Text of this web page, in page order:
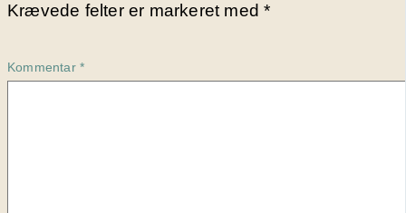
Krævede felter er markeret med*
Kommentar *